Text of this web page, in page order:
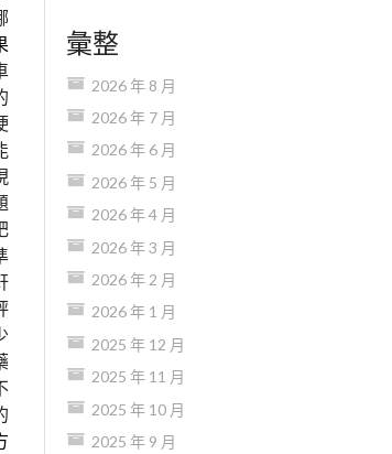
彙整
2026 年 8 月
2026 年 7 月
2026 年 6 月
2026 年 5 月
2026 年 4 月
2026 年 3 月
2026 年 2 月
2026 年 1 月
2025 年 12 月
2025 年 11 月
2025 年 10 月
2025 年 9 月